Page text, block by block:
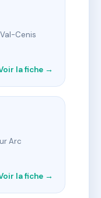
Cenis
la fiche →
Arc
la fiche →